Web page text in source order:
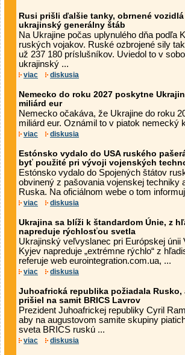
Rusi prišli ďalšie tanky, obrnené
ukrajinský generálny štáb
Na Ukrajine počas uplynulého dňa podľa
ruských vojakov. Ruské ozbrojené sily
už 237 180 príslušníkov. Uviedol to v
ukrajinský ...
viac diskusia
Nemecko do roku 2027 poskytne
miliárd eur
Nemecko očakáva, že Ukrajine do roku
miliárd eur. Oznámil to v piatok nemecký
viac diskusia
Estónsko vydalo do USA ruského
byť použité pri vývoji vojenských
Estónsko vydalo do Spojených štátov
obvinený z pašovania vojenskej techniky
Ruska. Na oficiálnom webe o tom
viac diskusia
Ukrajina sa blíži k štandardom Únie, z
napreduje rýchlosťou svetla
Ukrajinský veľvyslanec pri Európskej
Kyjev napreduje „extrémne rýchlo“ z
referuje web eurointegration.com.ua, ...
viac diskusia
Juhoafrická republika požiadala Rusko,
prišiel na samit BRICS Lavrov
Prezident Juhoafrickej republiky Cyril
aby na augustovom samite skupiny
sveta BRICS ruskú ...
viac diskusia